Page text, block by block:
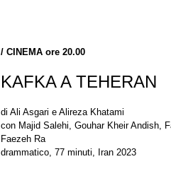
/ CINEMA ore 20.00
KAFKA A TEHERAN
di Ali Asgari e Alireza Khatami
con Majid Salehi, Gouhar Kheir Andish,
Faezeh Ra
drammatico, 77 minuti, Iran 2023